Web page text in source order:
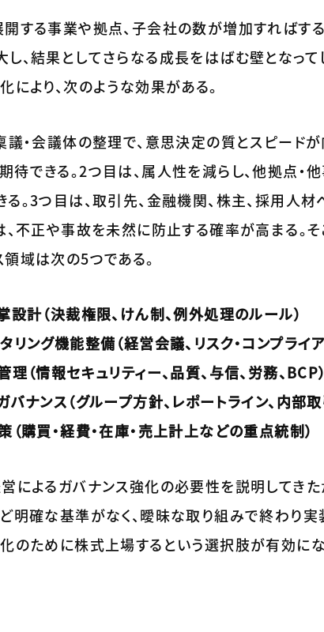
する事業や拠点、子会社の数が増加すればす
、結果としてさらなる成長をはばむ壁となっ
により、次のような効果がある。
議・会議体の整理で、意思決定の質とスピード
待できる。2つ目は、属人性を減らし、他拠点
。3つ目は、取引先、金融機関、株主、採用人
、不正や事故を未然に防止する確率が高まる。
域は次の5つである。
計（決裁権限、けん制、例外処理のルール）
ング機能整備（経営会議、リスク・コンプライ
（情報セキュリティー、品質、与信、労務、BCP）
ナンス（グループ方針、レポートライン、内部取
購買・経費・在庫・売上計上などの重点統制）
営によるガバナンス強化の必要性を説明してき
明確な基準がなく、曖昧な取り組みで終わり
のために株式上場するという選択肢が有効にな